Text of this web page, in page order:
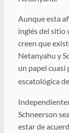
Aunque esta
inglés del sitio
creen que
Netanyahu y
un papel
escatológica
Schneerson
estar de